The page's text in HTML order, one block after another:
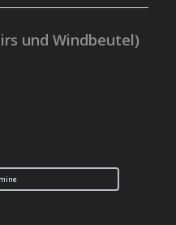
und Windbeutel)